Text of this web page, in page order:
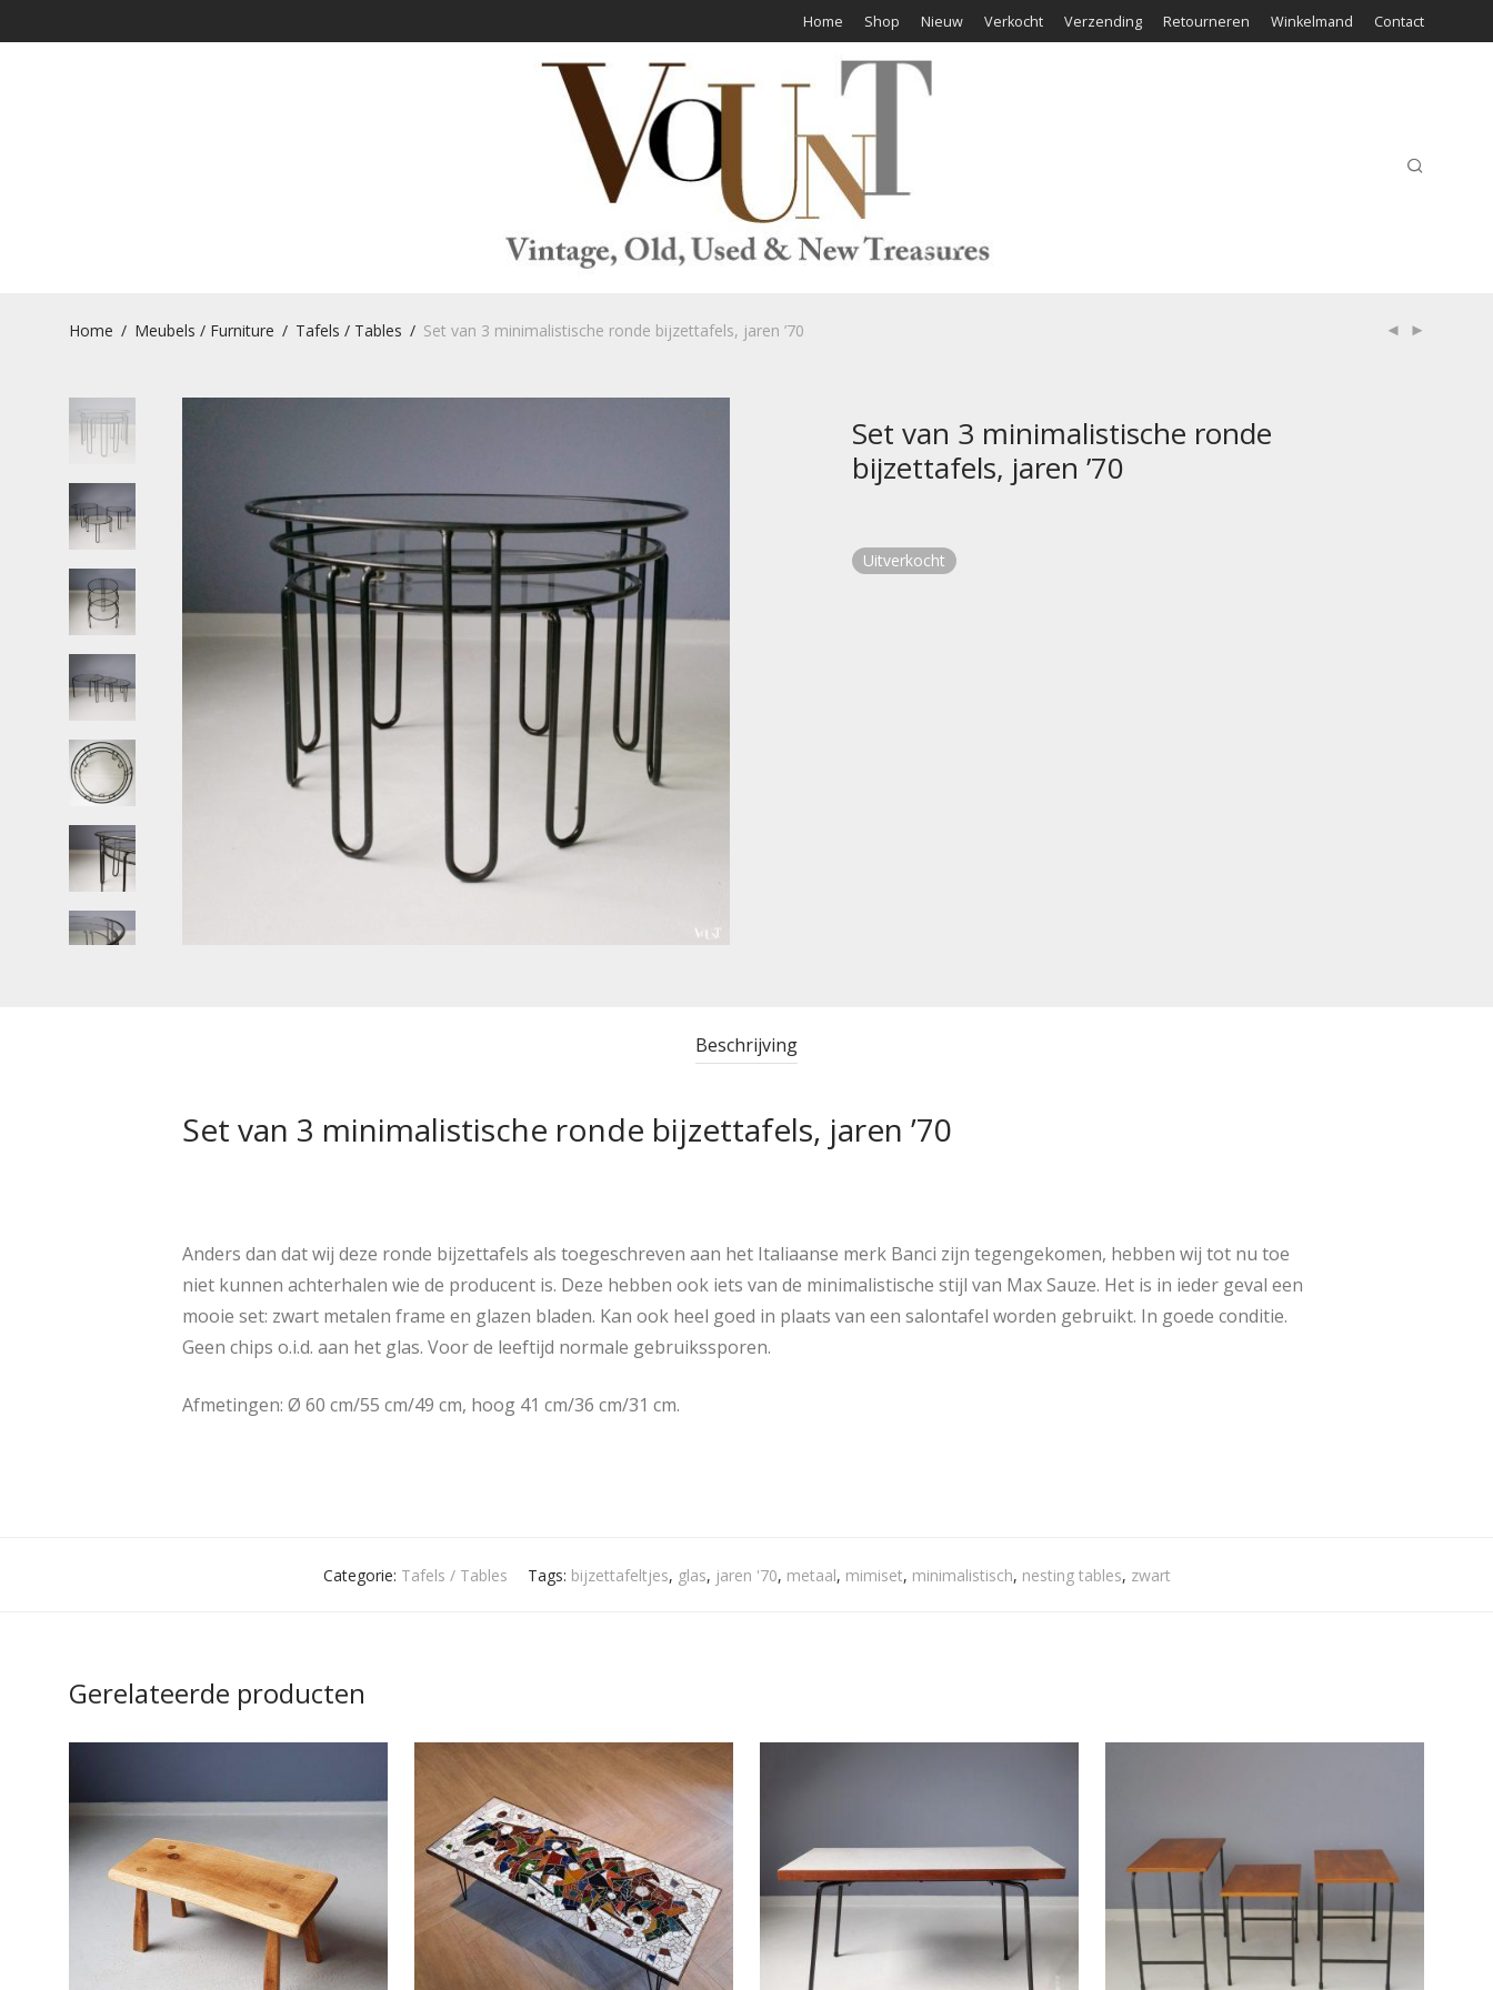
Home Shop Nieuw Verkocht Verzending Retourneren Winkelmand Contact
Home / Meubels / Furniture / Tafels / Tables / Set van 3 minimalistische ronde bijzettafels, jaren ’70
Set van 3 minimalistische ronde
bijzettafels, jaren ’70
Uitverkocht
Beschrijving
Set van 3 minimalistische ronde bijzettafels, jaren ’70
Anders dan dat wij deze ronde bijzettafels als toegeschreven aan het Italiaanse merk Banci zijn tegengekomen, hebben wij tot nu toe
niet kunnen achterhalen wie de producent is. Deze hebben ook iets van de minimalistische stijl van Max Sauze. Het is in ieder geval een
mooie set: zwart metalen frame en glazen bladen. Kan ook heel goed in plaats van een salontafel worden gebruikt. In goede conditie.
Geen chips o.i.d. aan het glas. Voor de leeftijd normale gebruikssporen.
Afmetingen: Ø 60 cm/55 cm/49 cm, hoog 41 cm/36 cm/31 cm.
Categorie: Tafels / Tables Tags: bijzettafeltjes, glas, jaren '70, metaal, mimiset, minimalistisch, nesting tables, zwart
Gerelateerde producten